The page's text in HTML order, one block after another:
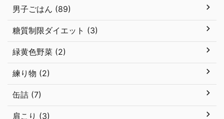
男子ごはん (89)
糖質制限ダイエット (3)
緑黄色野菜 (2)
練り物 (2)
缶詰 (7)
肩こり (3)